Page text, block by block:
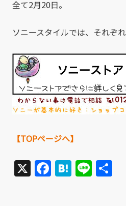
全て2月20日。
ソニースタイルでは、それぞれ
【TOPページへ】
X Facebook
Hatena
Line